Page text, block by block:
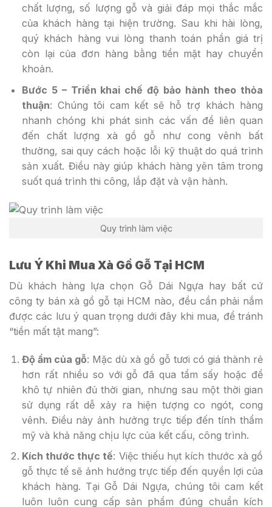
chất lượng, số lượng gỗ và giải đáp mọi thắc mắc
của khách hàng tại hiện trường. Sau khi hài lòng,
quý khách hàng vui lòng thanh toán phần giá trị
còn lại của đơn hàng bằng tiền mặt hay chuyển
khoản.
Bước 5 – Triển khai chế độ bảo hành theo thỏa
thuận: Chúng tôi cam kết sẽ hỗ trợ khách hàng
nhanh chóng khi phát sinh các vấn đề liên quan
đến chất lượng xà gồ gỗ như cong vênh bất
thường, sai quy cách hoặc lỗi kỹ thuật do quá trình
sản xuất. Điều này giúp khách hàng yên tâm trong
suốt quá trình thi công, lắp đặt và vận hành.
Quy trình làm việc
Lưu Ý Khi Mua Xà Gồ Gỗ Tại HCM
Dù khách hàng lựa chọn Gỗ Dái Ngựa hay bất cứ
công ty bán xà gồ gỗ tại HCM nào, đều cần phải nắm
được các lưu ý quan trọng dưới đây khi mua, để tránh
“tiền mất tật mang”:
Độ ẩm của gỗ: Mặc dù xà gồ gỗ tươi có giá thành rẻ
hơn rất nhiều so với gỗ đã qua tẩm sấy hoặc để
khô tự nhiên đủ thời gian, nhưng sau một thời gian
sử dụng rất dễ xảy ra hiện tượng co ngót, cong
vênh. Điều này ảnh hưởng trực tiếp đến tính thẩm
mỹ và khả năng chịu lực của kết cấu, công trình.
Kích thước thực tế: Việc thiếu hụt kích thước xà gồ
gỗ thực tế sẽ ảnh hưởng trực tiếp đến quyền lợi của
khách hàng. Tại Gỗ Dái Ngựa, chúng tôi cam kết
luôn luôn cung cấp sản phẩm đúng chuẩn kích